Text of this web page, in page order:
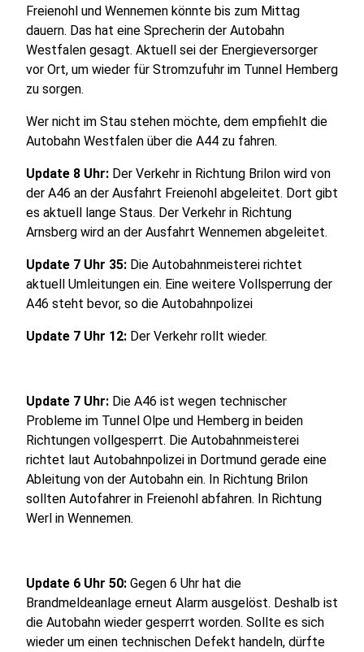
Freienohl und Wennemen könnte bis zum Mittag
dauern. Das hat eine Sprecherin der Autobahn
Westfalen gesagt. Aktuell sei der Energieversorger
vor Ort, um wieder für Stromzufuhr im Tunnel Hemberg
zu sorgen.
Wer nicht im Stau stehen möchte, dem empfiehlt die
Autobahn Westfalen über die A44 zu fahren.
Update 8 Uhr: Der Verkehr in Richtung Brilon wird von
der A46 an der Ausfahrt Freienohl abgeleitet. Dort gibt
es aktuell lange Staus. Der Verkehr in Richtung
Arnsberg wird an der Ausfahrt Wennemen abgeleitet.
Update 7 Uhr 35: Die Autobahnmeisterei richtet
aktuell Umleitungen ein. Eine weitere Vollsperrung der
A46 steht bevor, so die Autobahnpolizei
Update 7 Uhr 12: Der Verkehr rollt wieder.
Update 7 Uhr: Die A46 ist wegen technischer
Probleme im Tunnel Olpe und Hemberg in beiden
Richtungen vollgesperrt. Die Autobahnmeisterei
richtet laut Autobahnpolizei in Dortmund gerade eine
Ableitung von der Autobahn ein. In Richtung Brilon
sollten Autofahrer in Freienohl abfahren. In Richtung
Werl in Wennemen.
Update 6 Uhr 50: Gegen 6 Uhr hat die
Brandmeldeanlage erneut Alarm ausgelöst. Deshalb ist
die Autobahn wieder gesperrt worden. Sollte es sich
wieder um einen technischen Defekt handeln, dürfte